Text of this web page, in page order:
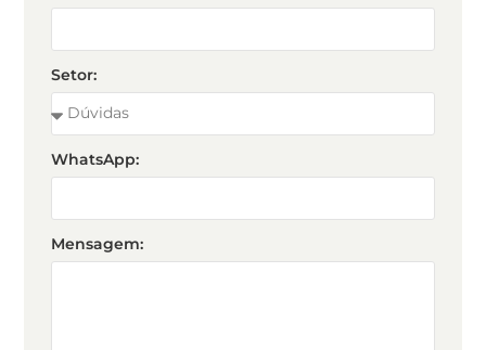
Setor:
WhatsApp:
Mensagem: